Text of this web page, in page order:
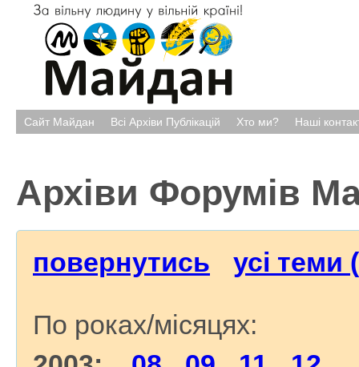
Сайт Майдан Всі Архіви Публікацій Хто ми? Наші
Архіви Форумів
повернутись усі теми
По роках/місяцях: